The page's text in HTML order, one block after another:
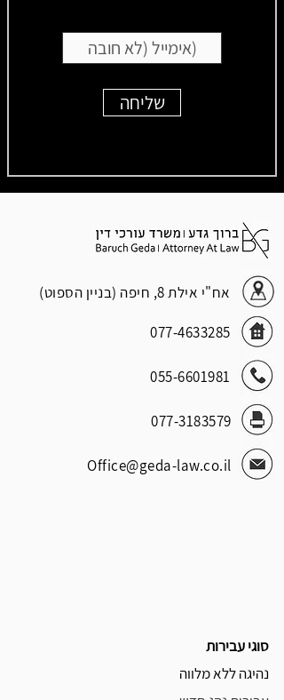
שליחה
אח"י אילת 8, חיפה (בניין הספוט)
077-4633285
055-6601981
077-3183579
Office@geda-law.co.il
סוגי עבירות
נהיגה ללא מלווה